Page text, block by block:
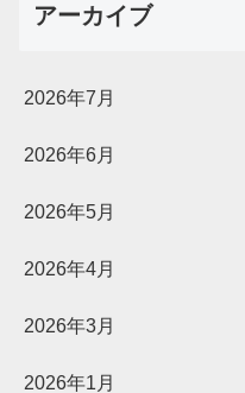
アーカイブ
2026年7月
2026年6月
2026年5月
2026年4月
2026年3月
2026年1月